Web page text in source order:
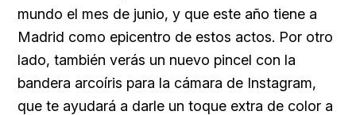
mundo el mes de junio, y que este año tiene a
Madrid como epicentro de estos actos. Por otro
lado, también verás un nuevo pincel con la
bandera arcoíris para la cámara de Instagram,
que te ayudará a darle un toque extra de color a